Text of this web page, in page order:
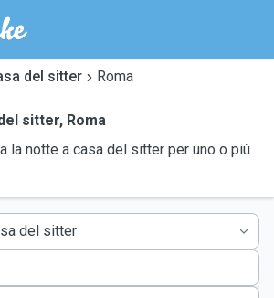
del sitter Roma
sitter, Roma
la notte a casa del sitter per uno o più
del sitter